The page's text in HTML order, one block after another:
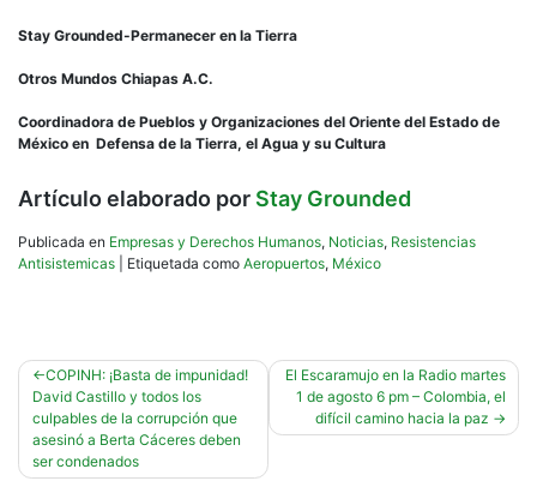
Stay Grounded-Permanecer en la Tierra
Otros Mundos Chiapas A.C.
Coordinadora de Pueblos y Organizaciones del Oriente del Estado de
México en Defensa de la Tierra, el Agua y su Cultura
Artículo elaborado por Stay Grounded
Publicada en Empresas y Derechos Humanos, Noticias, Resistencias
Antisistemicas
Etiquetada como Aeropuertos, México
Navegación
de
entradas
COPINH: ¡Basta de impunidad!
David Castillo y todos los
culpables de la corrupción que
asesinó a Berta Cáceres deben
ser condenados
El Escaramujo en la Radio martes
1 de agosto 6 pm – Colombia, el
difícil camino hacia la paz